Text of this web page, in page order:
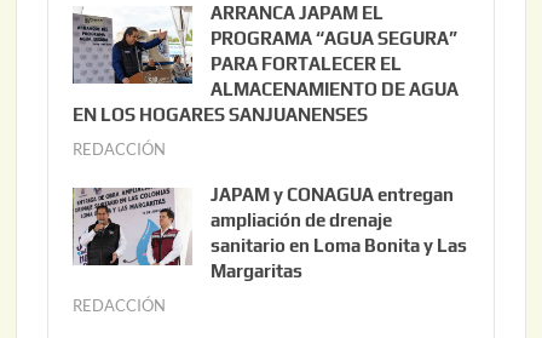
3
,
2
0
i
o
2
2
0
ARRANCA JAPAM EL
PROGRAMA “AGUA SEGURA”
PARA FORTALECER EL
ALMACENAMIENTO DE AGUA
EN LOS HOGARES SANJUANENSES
REDACCIÓN
l
i
o
JAPAM y CONAGUA entregan
ampliación de drenaje
sanitario en Loma Bonita y Las
Margaritas
REDACCIÓN